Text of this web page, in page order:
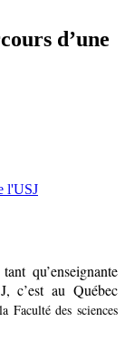
d’une
l'USJ
qu’enseignante
c’est au Québec
Faculté des sciences